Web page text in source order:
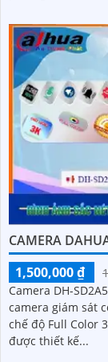
CAMERA
1,500,000 ₫
Camera DH-
camera giám sát
chế độ Full Color
được thiết kế...